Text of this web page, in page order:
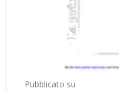
Pubblicato su